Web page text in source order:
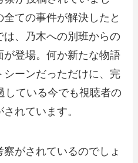
ての事件が解決したと
、乃木への別班からの
登場。何か新たな物語
ーンだっただけに、完
している今でも視聴者の
れています。
がされているのでしょ